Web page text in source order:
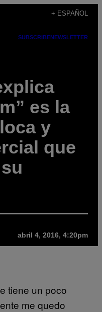
+ ESPAÑOL
SUBSCRIBENEWSLETTER
es la
y
que
abril 4, 2016, 4:20pm
tiene un poco
me quedo